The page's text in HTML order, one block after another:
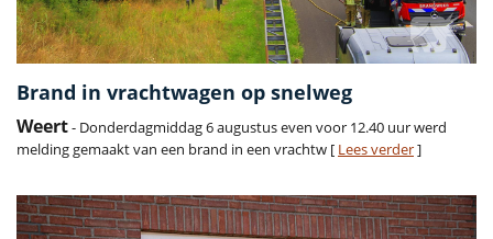
Brand in vrachtwagen op snelweg
Weert- Donderdagmiddag 6 augustus even voor 12.40 uur werd
melding gemaakt van een brand in een vrachtw [ Lees verder]